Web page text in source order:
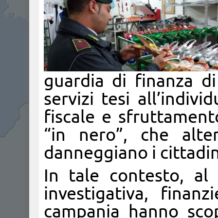
guardia di finanza
servizi tesi
fiscale e
“in nero”, che
danneggiano i
In tale contesto,
investigativa,
campania hanno